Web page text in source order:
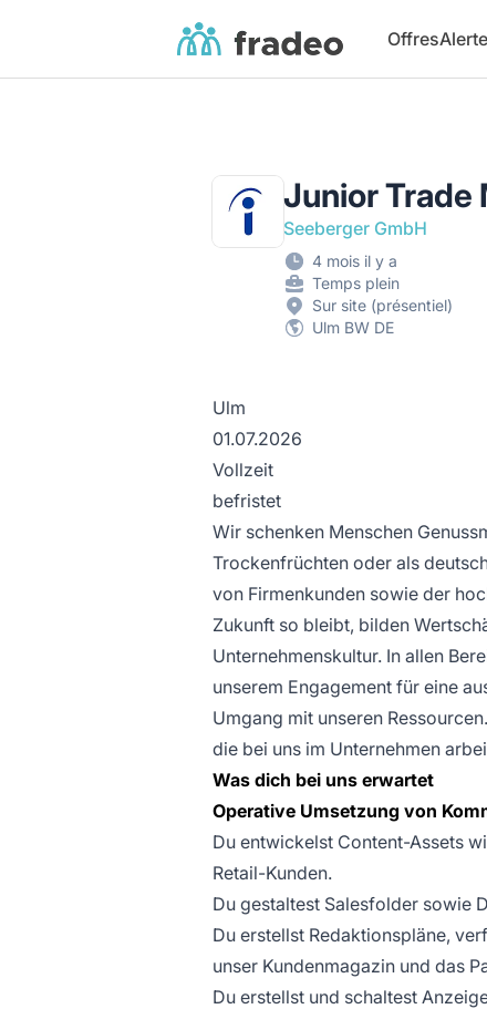
Fradeo Offres
Junior Trade
Seeberger GmbH
4 mois il y a
Temps plein
Sur site (présentiel)
Ulm BW DE
Ulm
01.07.2026
Vollzeit
befristet
Wir schenken Menschen
Trockenfrüchten oder als
von Firmenkunden sowie der
Zukunft so bleibt, bilden
Unternehmenskultur. In allen
unserem Engagement für eine
Umgang mit unseren
die bei uns im Unternehmen
Was dich bei uns erwartet
Operative Umsetzung von
Du entwickelst Content-Assets
Retail-Kunden.
Du gestaltest Salesfolder sowie
Du erstellst Redaktionspläne,
unser Kundenmagazin und das
Du erstellst und schaltest